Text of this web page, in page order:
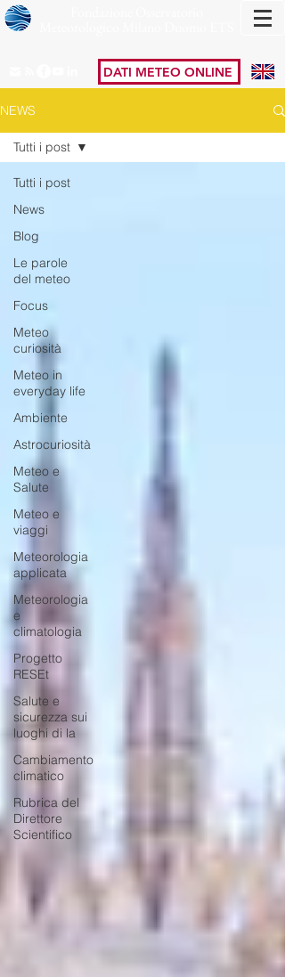
DATI METEO ONLINE
NEWS
Tutti i post
News
Blog
Le parole
del meteo
Focus
Meteo
curiosità
Meteo in
everyday life
Ambiente
Astrocuriosità
Meteo e
Salute
Meteo e
viaggi
Meteorologia
applicata
Meteorologia
e
climatologia
Progetto
RESEt
Salute e
sicurezza sui
luoghi di la
Cambiamento
climatico
Rubrica del
Direttore
Scientifico
Tutti i post